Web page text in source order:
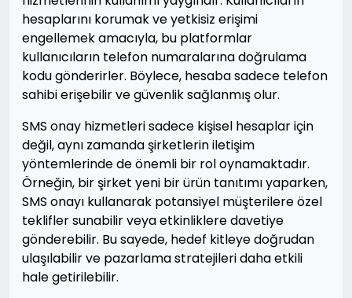
hesaplarını korumak ve yetkisiz erişimi
engellemek amacıyla, bu platformlar
kullanıcıların telefon numaralarına doğrulama
kodu gönderirler. Böylece, hesaba sadece telefon
sahibi erişebilir ve güvenlik sağlanmış olur.
SMS onay hizmetleri sadece kişisel hesaplar için
değil, aynı zamanda şirketlerin iletişim
yöntemlerinde de önemli bir rol oynamaktadır.
Örneğin, bir şirket yeni bir ürün tanıtımı yaparken,
SMS onayı kullanarak potansiyel müşterilere özel
teklifler sunabilir veya etkinliklere davetiye
gönderebilir. Bu sayede, hedef kitleye doğrudan
ulaşılabilir ve pazarlama stratejileri daha etkili
hale getirilebilir.